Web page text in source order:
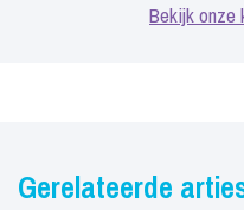
Bekijk onze
Gerelateerde